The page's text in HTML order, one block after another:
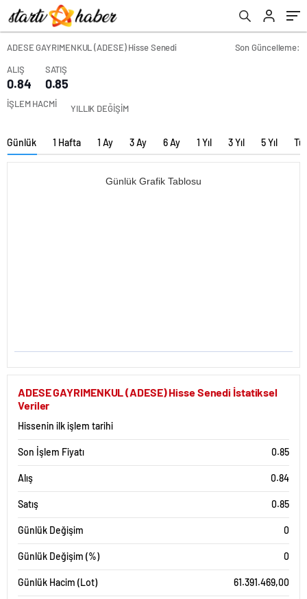
ADESE GAYRIMENKUL (ADESE) Hisse Senedi
Son Güncelleme:
ALIŞ
0.84
SATIŞ
0.85
İŞLEM HACMİ YILLIK DEĞİŞİM
Günlük 1 Hafta 1 Ay 3 Ay 6 Ay 1 Yıl 3 Yıl 5 Yıl
Günlük Grafik Tablosu
ADESE GAYRIMENKUL (ADESE) Hisse Senedi İstatiksel
Veriler
Hissenin ilk işlem tarihi
Son İşlem Fiyatı 0.85
Alış 0.84
Satış 0.85
Günlük Değişim 0
Günlük Değişim (%) 0
Günlük Hacim (Lot) 61.391.469,00